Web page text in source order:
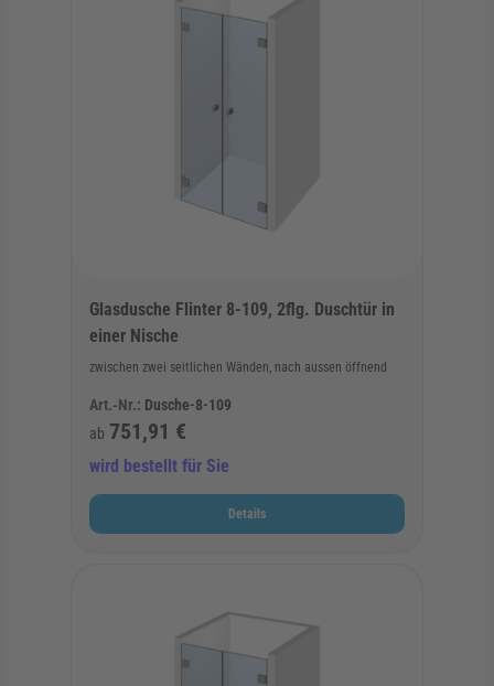
Glasdusche Flinter 8-109, 2flg. Duschtür in
einer Nische
zwischen zwei seitlichen Wänden, nach aussen öffnend
Art.-Nr.: Dusche-8-109
ab 751,91 €
wird bestellt für Sie
Details